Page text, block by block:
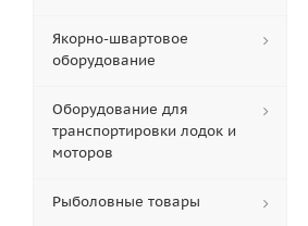
Якорно-швартовое
оборудование
Оборудование для
транспортировки лодок и
моторов
Рыболовные товары